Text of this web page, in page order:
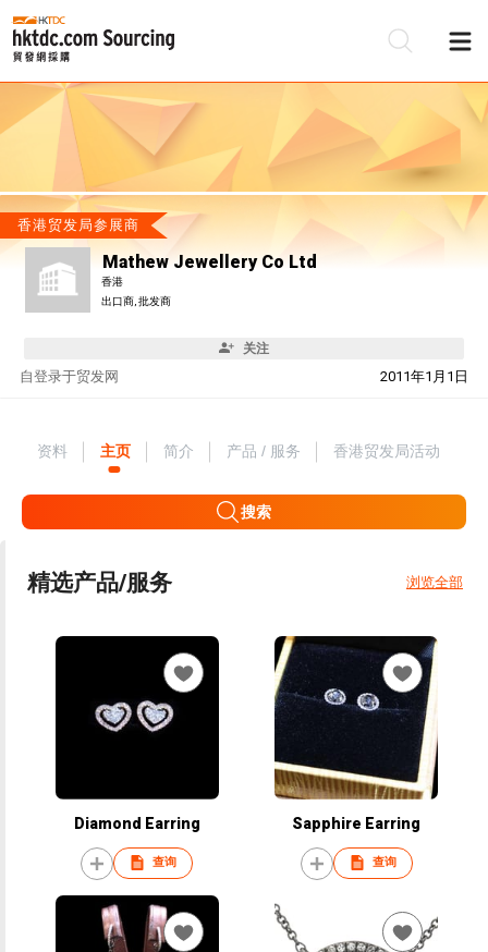
香港贸发局参展商
Mathew Jewellery Co Ltd
香港
出口商, 批发商
关注
自 2011年1月1日
登录于贸发网
资料 主页 简介 产品 / 服务 香港贸发局活动
搜索
精选产品/服务 浏览全部
Diamond Earring
查询
Sapphire Earring
查询